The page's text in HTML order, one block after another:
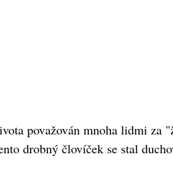
považován mnoha lidmi
drobný človíček se stal